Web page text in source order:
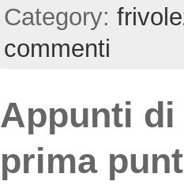
Category:
commenti
Appunti
prima